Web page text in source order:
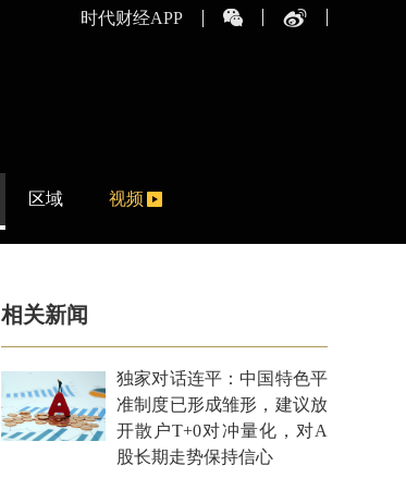
时代财经APP
区域 视频
相关新闻
独家对话连平：中国特色平
准制度已形成雏形，建议放
开散户T+0对冲量化，对A
股长期走势保持信心